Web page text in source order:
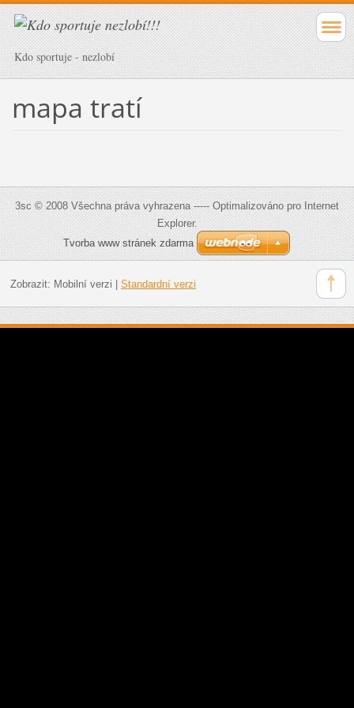
Kdo sportuje - nezlobí
mapa tratí
3sc © 2008 Všechna práva vyhrazena ----- Optimalizováno pro Internet
Explorer.
Tvorba www stránek zdarma
Zobrazit: Mobilní verzi Standardní verzi